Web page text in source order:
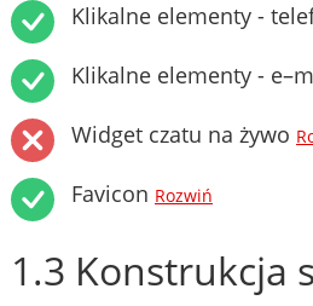
Klikalne elementy -
Klikalne elementy -
Widget czatu na żywo
Favicon Rozwiń
1.3 Konstrukcja